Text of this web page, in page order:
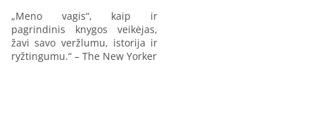
„Meno vagis“, kaip ir
pagrindinis knygos veikėjas,
žavi savo veržlumu, istorija ir
ryžtingumu.“ – The New Yorker